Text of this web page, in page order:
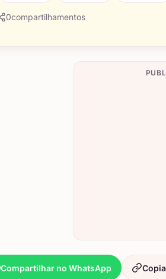
0compartilhamentos
Compartilhar no WhatsApp